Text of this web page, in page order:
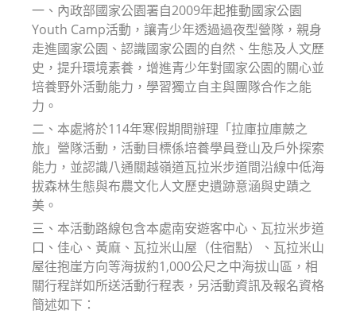
一、內政部國家公園署自2009年起推動國家公園
Youth Camp活動，讓青少年透過過夜型營隊，親身
走進國家公園、認識國家公園的自然、生態及人文歷
史，提升環境素養，增進青少年對國家公園的關心並
培養野外活動能力，學習獨立自主與團隊合作之能
力。
二、本處將於114年寒假期間辦理「拉庫拉庫蕨之
旅」營隊活動，活動目標係培養學員登山及戶外探索
能力，並認識八通關越嶺道瓦拉米步道間沿線中低海
拔森林生態與布農文化人文歷史遺跡意涵與史蹟之
美。
三、本活動路線包含本處南安遊客中心、瓦拉米步道
口、佳心、黃麻、瓦拉米山屋（住宿點）、瓦拉米山
屋往抱崖方向等海拔約1,000公尺之中海拔山區，相
關行程詳如所送活動行程表，另活動資訊及報名資格
簡述如下：